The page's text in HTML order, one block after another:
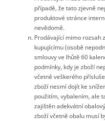
případě, že tato zjevně
produktové stránce
nevědomě.
Prodávající mimo rozsah
kupujícímu (osobě
smlouvy ve lhůtě 60
podmínky, kdy je zboží
včetně veškerého
zboží nesmí dojít ke
použitím, vybalením, ale
zajištěn adekvátní
zboží včetně obalu musí